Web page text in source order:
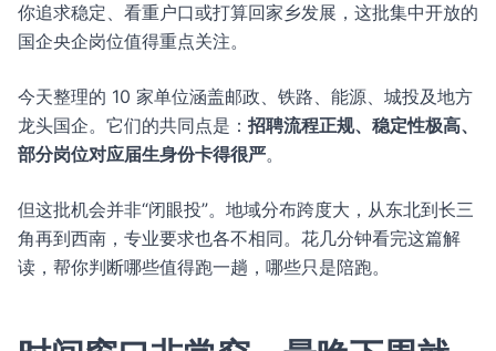
你追求稳定、看重户口或打算回家乡发展，这批集中开放的
国企央企岗位值得重点关注。
今天整理的 10 家单位涵盖邮政、铁路、能源、城投及地方
龙头国企。它们的共同点是： 招聘流程正规、稳定性极高、
部分岗位对应届生身份卡得很严。
但这批机会并非“闭眼投”。地域分布跨度大，从东北到长三
角再到西南，专业要求也各不相同。花几分钟看完这篇解
读，帮你判断哪些值得跑一趟，哪些只是陪跑。